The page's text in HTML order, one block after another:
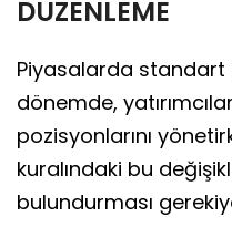
DÜZENLEME
Piyasalarda standart
dönemde,
pozisyonlarını
kuralındaki bu
bulundurması